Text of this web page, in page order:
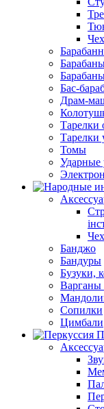
Бас-
Драм-
Тарелки
Тарелки
Томы
Ударные
Банджо
Бандуры
Бузуки,
Сопилки
Цимбали